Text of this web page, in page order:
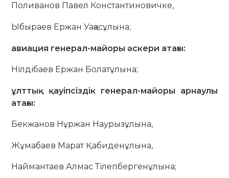
Поливанов Павел Константиновичке,
Ыбыраев Ержан Уақасұлына;
авиация генерал-майоры әскери атағы:
Нілдібаев Ержан Болатұлына;
ұлттық қауіпсіздік генерал-майоры арнаулы
атағы:
Бекжанов Нұржан Наурызұлына,
Жұмабаев Марат Қабиденұлына,
Наймантаев Алмас Тілепбергенұлына;